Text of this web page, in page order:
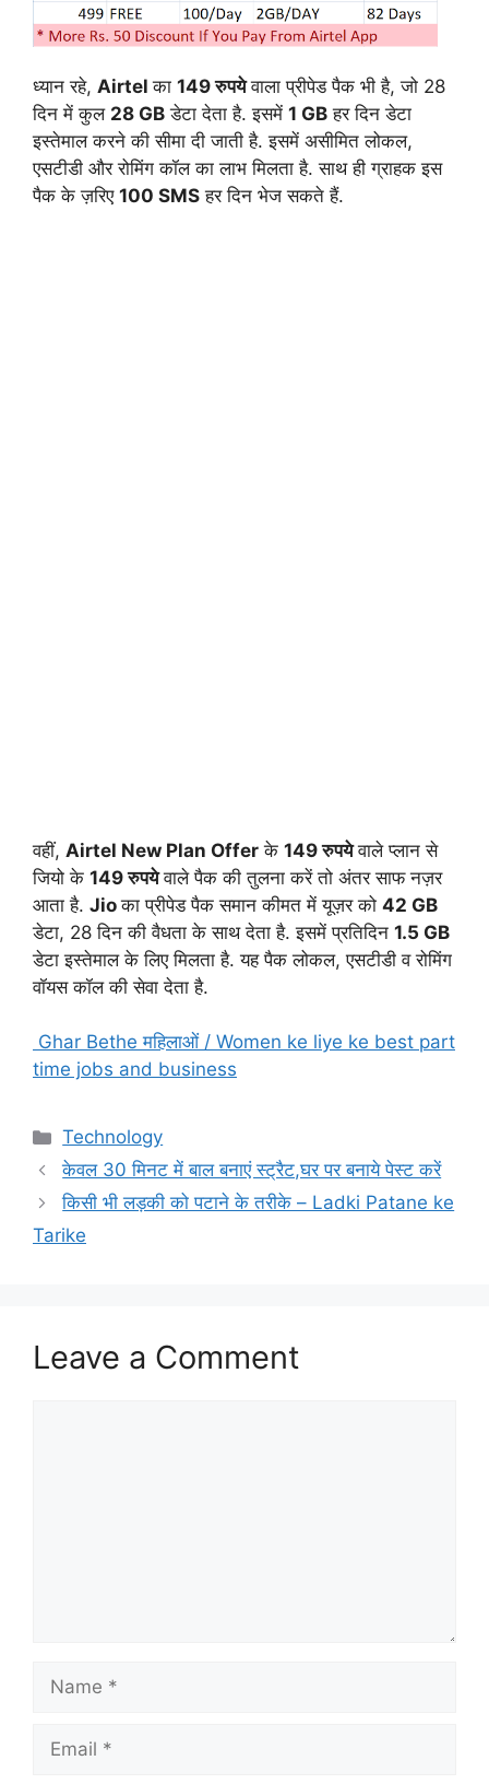
ध्यान रहे, Airtelका 149 रुपयेवाला प्रीपेड पैक भी है, जो 28
दिन में कुल 28 GB डेटा देता है. इसमें 1 GB हर दिन डेटा
इस्तेमाल करने की सीमा दी जाती है. इसमें असीमित लोकल,
एसटीडी और रोमिंग कॉल का लाभ मिलता है. साथ ही ग्राहक इस
पैक के ज़रिए 100 SMS हर दिन भेज सकते हैं.
वहीं, Airtel New Plan Offer के 149 रुपयेवाले प्लान से
जियो के 149 रुपयेवाले पैक की तुलना करें तो अंतर साफ नज़र
आता है. Jioका प्रीपेड पैक समान कीमत में यूज़र को 42 GB
डेटा, 28 दिन की वैधता के साथ देता है. इसमें प्रतिदिन 1.5 GB
डेटा इस्तेमाल के लिए मिलता है. यह पैक लोकल, एसटीडी व रोमिंग
वॉयस कॉल की सेवा देता है.
Ghar Bethe महिलाओं / Women ke liye ke best part
time jobs and business
Categories
Technology
केवल 30 मिनट में बाल बनाएं स्ट्रैट,घर पर बनाये पेस्ट करें
किसी भी लड़की को पटाने के तरीके – Ladki Patane ke
Tarike
Leave a Comment
Name
Email